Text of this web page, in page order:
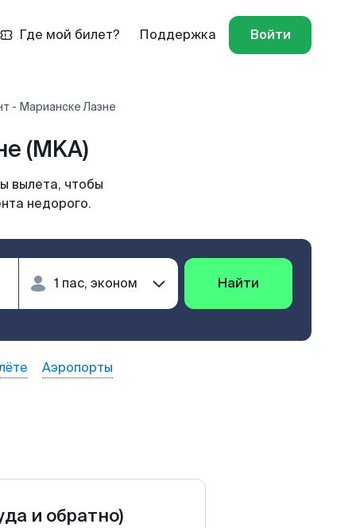
Где мой билет? Поддержка Войти
- Марианске Лазне
(MKA)
вылета, чтобы
недорого.
Найти
Аэропорты
и обратно)